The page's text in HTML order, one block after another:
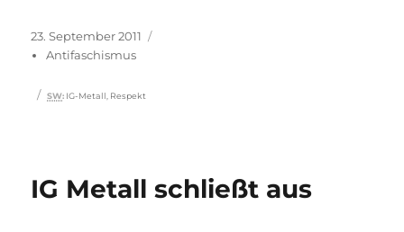
Veröffentlicht
am
23. September 2011
Antifaschismus
Schlagwörter
SW: IG-Metall Respekt
IG Metall schließt aus